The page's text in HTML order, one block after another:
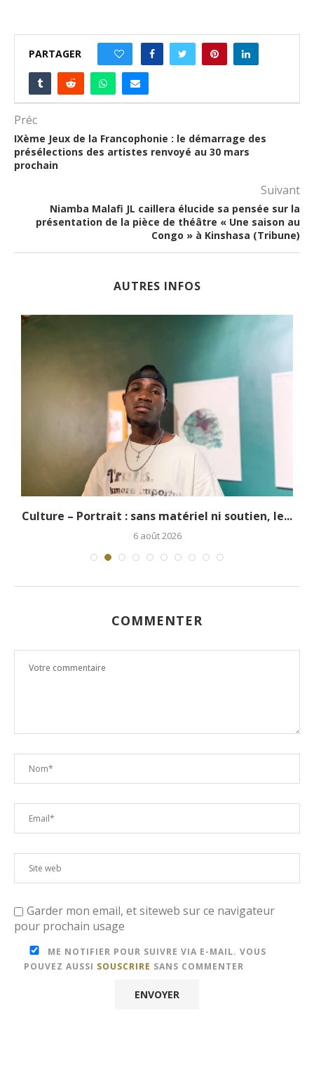
PARTAGER
Préc
IXème Jeux de la Francophonie : le démarrage des
présélections des artistes renvoyé au 30 mars
prochain
Suivant
Niamba Malafi JL caillera élucide sa pensée sur la
présentation de la pièce de théâtre « Une saison au
Congo » à Kinshasa (Tribune)
AUTRES INFOS
Culture – Portrait : sans matériel ni soutien, le...
6 août 2026
COMMENTER
Garder mon email, et siteweb sur ce navigateur
pour prochain usage
ME NOTIFIER POUR SUIVRE VIA E-MAIL. VOUS
POUVEZ AUSSI SOUSCRIRE SANS COMMENTER